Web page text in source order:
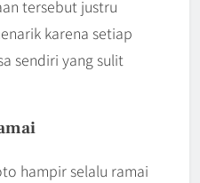
tersebut justru
karena setiap
sendiri yang sulit
hampir selalu ramai